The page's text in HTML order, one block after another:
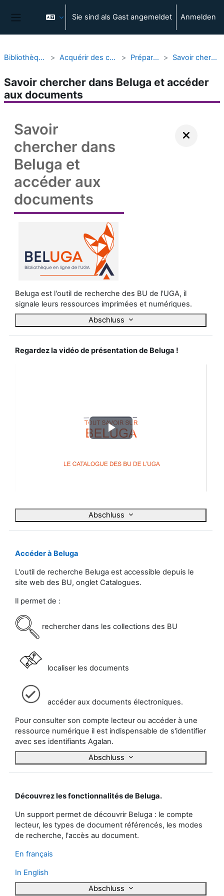
Sie sind als Gast angemeldet Anmelden
Bibliothèques et Appui à la Science Ouverte Acquérir des compétences pour faire une recherche documentaire Préparer sa recherche documentaire Savoir chercher dans Beluga et accéder aux documents
Savoir chercher dans Beluga et accéder
aux documents
Savoir
chercher dans
Beluga et
accéder aux
documents
Abschluss
Beluga est l'outil de recherche des BU de l'UGA, il
signale leurs ressources imprimées et numériques.
Abschluss
Regardez la vidéo de présentation de Beluga !
V
i
e
o
b
e
e
n
Abschluss
Accéder à Beluga
L'outil de recherche Beluga est accessible depuis le
site web des BU, onglet Catalogues.
Il permet de :
rechercher dans les collections des BU
localiser les documents
accéder aux documents électroniques.
Pour consulter son compte lecteur ou accéder à une
ressource numérique il est indispensable de s'identifier
avec ses identifiants Agalan.
Abschluss
Découvrez les fonctionnalités de Beluga.
Un support permet de découvrir Beluga : le compte
lecteur, les types de document référencés, les modes
de recherche, l'accès au document.
En français
In English